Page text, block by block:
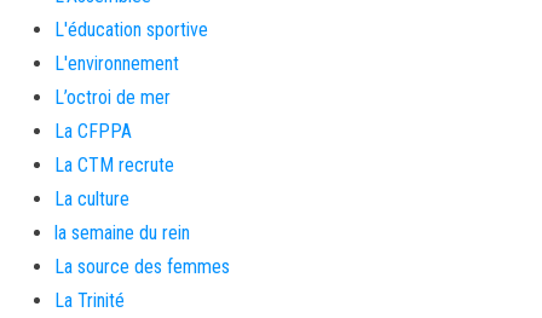
L'éducation sportive
L'environnement
L’octroi de mer
La CFPPA
La CTM recrute
La culture
la semaine du rein
La source des femmes
La Trinité